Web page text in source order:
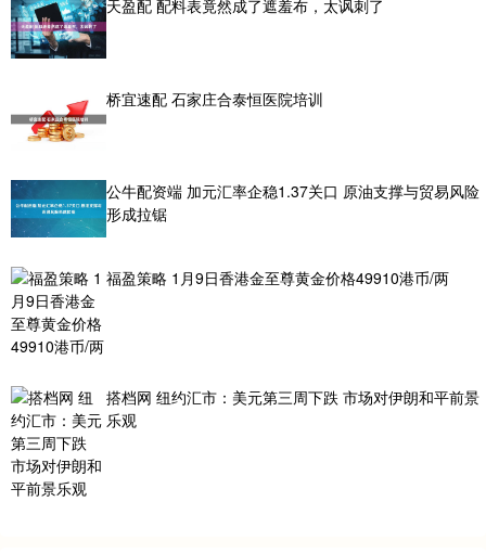
天盈配 配料表竟然成了遮羞布，太讽刺了
桥宜速配 石家庄合泰恒医院培训
公牛配资端 加元汇率企稳1.37关口 原油支撑与贸易风险
形成拉锯
福盈策略 1月9日香港金至尊黄金价格49910港币/两
搭档网 纽约汇市：美元第三周下跌 市场对伊朗和平前景
乐观